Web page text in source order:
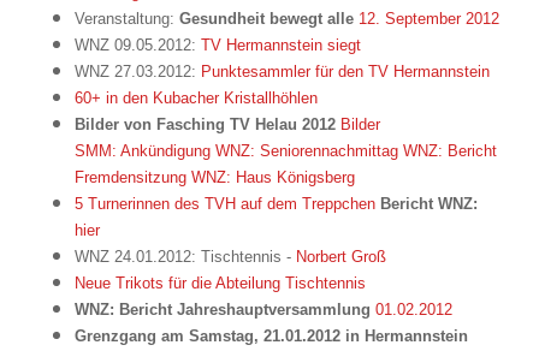
Veranstaltung: Gesundheit bewegt alle 12. September 2012
WNZ 09.05.2012: TV Hermannstein siegt
WNZ 27.03.2012: Punktesammler für den TV Hermannstein
60+ in den Kubacher Kristallhöhlen
Bilder von Fasching TV Helau 2012 Bilder
SMM: Ankündigung WNZ: Seniorennachmittag WNZ: Bericht
Fremdensitzung WNZ: Haus Königsberg
5 Turnerinnen des TVH auf dem Treppchen Bericht WNZ:
hier
WNZ 24.01.2012: Tischtennis - Norbert Groß
Neue Trikots für die Abteilung Tischtennis
WNZ: Bericht Jahreshauptversammlung 01.02.2012
Grenzgang am Samstag, 21.01.2012 in Hermannstein